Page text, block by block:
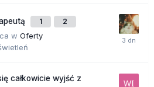
1 2
w Oferty
całkowicie wyjść z